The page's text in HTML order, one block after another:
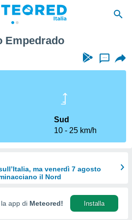
Empedrado
...
Sud
10
25 km/h
ma venerdì 7 agosto
il Nord
la app di Meteored! Installa